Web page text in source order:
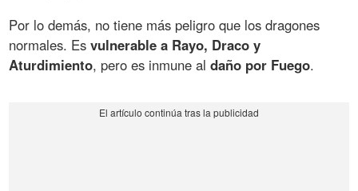
Por lo demás, no tiene más peligro que los dragones
normales. Esvulnerable a Rayo, Draco y
Aturdimiento, pero es inmune aldaño por Fuego.